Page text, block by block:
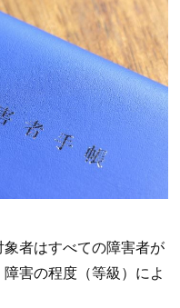
者はすべての障害者が
害の程度（等級）によ